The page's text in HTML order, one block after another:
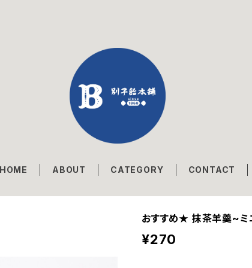
HOME ABOUT CATEGORY CONTACT
おすすめ★ 抹茶羊羹~
¥270